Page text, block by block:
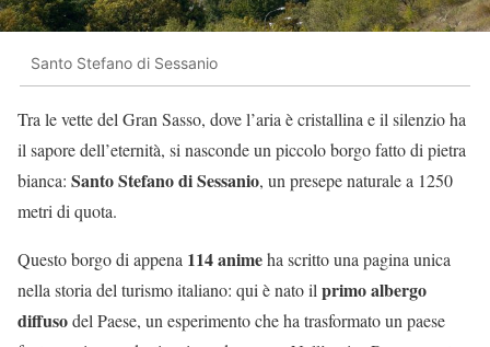
Santo Stefano di Sessanio
Tra le vette del Gran Sasso, dove l’aria è cristallina e il silenzio ha
il sapore dell’eternità, si nasconde un piccolo borgo fatto di pietra
bianca: Santo Stefano di Sessanio, un presepe naturale a 1250
metri di quota.
Questo borgo di appena 114 animeha scritto una pagina unica
nella storia del turismo italiano: qui è nato il primo albergo
diffusodel Paese, un esperimento che ha trasformato un paese